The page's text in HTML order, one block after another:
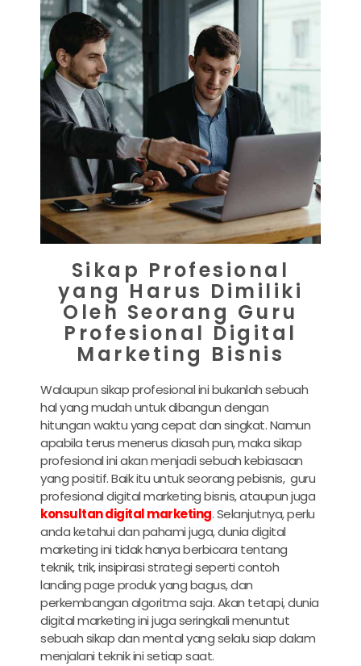
Sikap Profesional
yang Harus Dimiliki
Oleh Seorang Guru
Profesional Digital
Marketing Bisnis
Walaupun sikap profesional ini bukanlah sebuah
hal yang mudah untuk dibangun dengan
hitungan waktu yang cepat dan singkat. Namun
apabila terus menerus diasah pun, maka sikap
profesional ini akan menjadi sebuah kebiasaan
yang positif. Baik itu untuk seorang pebisnis, guru
profesional digital marketing bisnis, ataupun juga
konsultan digital marketing. Selanjutnya, perlu
anda ketahui dan pahami juga, dunia digital
marketing ini tidak hanya berbicara tentang
teknik, trik, insipirasi strategi seperti contoh
landing page produk yang bagus, dan
perkembangan algoritma saja. Akan tetapi, dunia
digital marketing ini juga seringkali menuntut
sebuah sikap dan mental yang selalu siap dalam
menjalani teknik ini setiap saat.